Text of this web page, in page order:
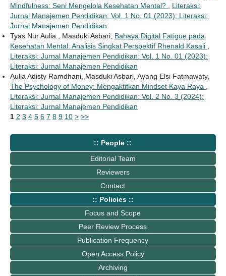
Mindfulness: Seni Mengelola Kesehatan Mental?
Literaksi:
Jurnal Manajemen Pendidikan: Vol. 1 No. 01 (2023): Literaksi:
Jurnal Manajemen Pendidikan
Tyas Nur Aulia , Masduki Asbari, Bahaya Digital Fatigue pada
Kesehatan Mental: Analisis Singkat Perspektif Rhenald Kasali
Literaksi: Jurnal Manajemen Pendidikan: Vol. 1 No. 01 (2023):
Literaksi: Jurnal Manajemen Pendidikan
Aulia Adisty Ramdhani, Masduki Asbari, Ayang Elsi Fatmawaty,
The Psychology of Money: Mengaktifkan Mindset Kaya Raya
Literaksi: Jurnal Manajemen Pendidikan: Vol. 2 No. 3 (2024):
Literaksi: Jurnal Manajemen Pendidikan
1 2 3 4 5 6 7 8 9 10 > >>
:: People ::
Editorial Team
Reviewers
Contact
:: Policies ::
Focus and Scope
Peer Review Process
Publication Frequency
Open Access Policy
Archiving